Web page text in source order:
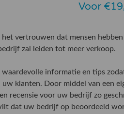
Voor
vertrouwen dat mensen
zal leiden tot meer verkoop.
informatie en tips
klanten. Door middel van een
recensie voor uw bedrijf zo
dat uw bedrijf op beoordeeld